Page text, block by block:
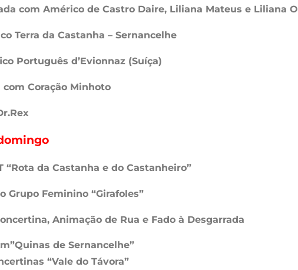
com Américo de Castro Daire, Liliana Mateus e Liliana
Terra da Castanha – Sernancelhe
Português d’Evionnaz (Suíça)
Coração Minhoto
“Rota da Castanha e do Castanheiro”
Grupo Feminino “Girafoles”
Animação de Rua e Fado à Desgarrada
de Sernancelhe”
“Vale do Távora”